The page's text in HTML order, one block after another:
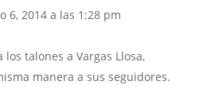
6, 2014 a las 1:28 pm
talones a Vargas Llosa,
manera a sus seguidores.